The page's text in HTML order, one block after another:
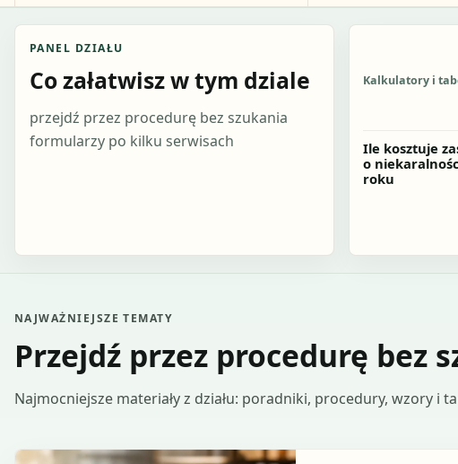
PANEL DZIAŁU
Co załatwisz w tym dziale
przejdź przez procedurę bez szukania
formularzy po kilku serwisach
Kalkulatory i
Ile kosztuje
o
roku
NAJWAŻNIEJSZE TEMATY
Przejdź przez procedurę
Najmocniejsze materiały z działu: poradniki, procedury, wzory i